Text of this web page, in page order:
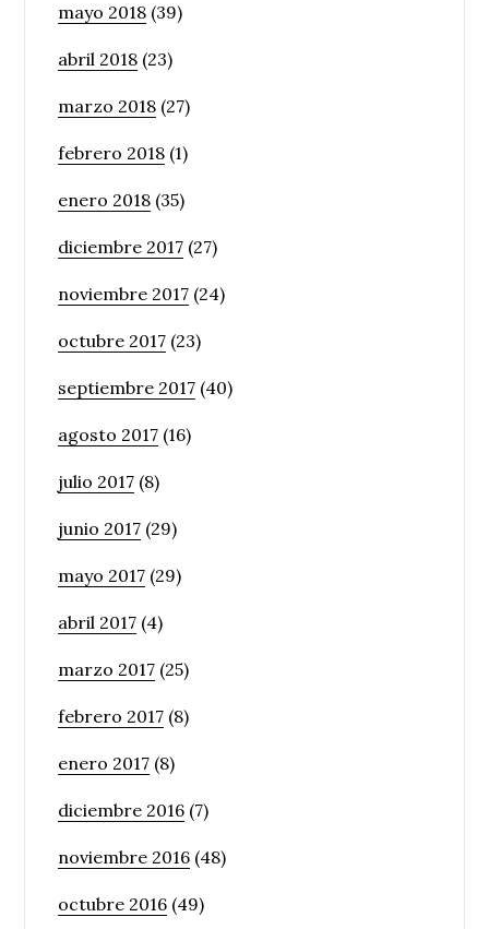
mayo 2018 (39)
abril 2018 (23)
marzo 2018 (27)
febrero 2018 (1)
enero 2018 (35)
diciembre 2017 (27)
noviembre 2017 (24)
octubre 2017 (23)
septiembre 2017 (40)
agosto 2017 (16)
julio 2017 (8)
junio 2017 (29)
mayo 2017 (29)
abril 2017 (4)
marzo 2017 (25)
febrero 2017 (8)
enero 2017 (8)
diciembre 2016 (7)
noviembre 2016 (48)
octubre 2016 (49)